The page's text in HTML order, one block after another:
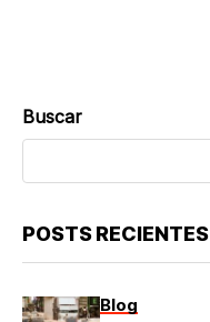
Buscar
POSTS RECIENTES
Blog